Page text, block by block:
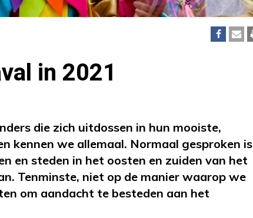
in 2021
die zich uitdossen in hun mooiste,
kennen we allemaal. Normaal gesproken is
en steden in het oosten en zuiden van het
Tenminste, niet op de manier waarop we
om aandacht te besteden aan het